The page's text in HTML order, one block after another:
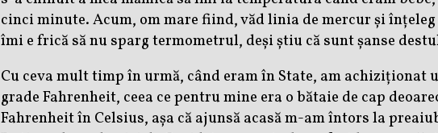
cinci minute. Acum, om mare fiind, văd linia de mercur și
îmi e frică să nu sparg termometrul, deși știu că sunt șanse
Cu ceva mult timp în urmă, când eram în State, am
grade Fahrenheit, ceea ce pentru mine era o bătaie de cap
Fahrenheit în Celsius, așa că ajunsă acasă m-am întors la